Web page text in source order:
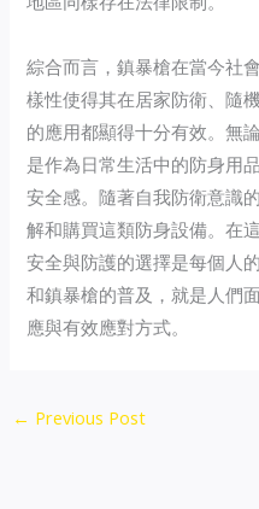
綜合而言，鎮暴槍在當今社
樣性使得其在居家防衛、隨
的應用都顯得十分有效。無
是作為日常生活中的防身用
安全感。隨著自我防衛意識
解和購買這類防身設備。在
安全與防護的選擇是每個人
和鎮暴槍的普及，就是人們
應與有效應對方式。
← Previous Post